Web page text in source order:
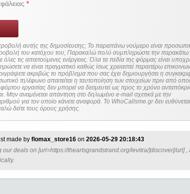
*
αυτής της δημοσίευσης; Το παραπάνω νούμερο είναι
του κατόχου του; Παρακαλώ πολύ συμπληρώστε την
τις απαιτούμενες ενέργειες. Όλα τα πεδία της φόρμας είναι
να είναι πραγματικό καθώς ίσως χρειαστεί περαιτέρω
ακριβώς το πρόβλημα που σας έχει δημιουργήσει η
εργασίας δεν μπορεί να δεσμευτεί ως προς το χρόνο
Μην αναμένεται απάντηση στο δηλωμένο e-mail σχετικά με την
για τον οποίο κάνετε αναφορά. Το WhoCallsme.gr δεν ευθύνεται
δείτε τους όρους χρήσης.
made by flomax_store16 on 2026-05-29 20:18:43
deals on [url=https://theartsgrandstrand.org/levitra/]discover[/url] ,